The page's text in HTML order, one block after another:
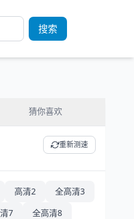
搜索
猜你喜欢
重新测速
高清2
全高清3
7
全高清8